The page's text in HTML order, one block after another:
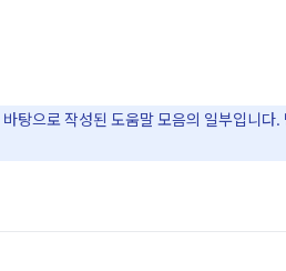
탕으로 작성된 도움말 모음의 일부입니다